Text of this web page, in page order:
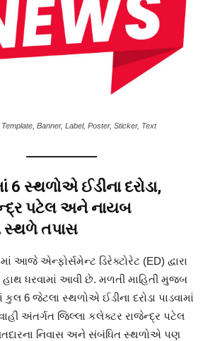
Banner, Label, Poster, Sticker, Text
6 સ્થળોએ ઈડીના દરોડા,
પટેલ અને નાયબ
સ્થળે તપાસ
આજે એન્ફોર્સમેન્ટ ડિરેક્ટોરેટ (ED) દ્વારા
હાથ ધરવામાં આવી છે. મળતી માહિતી મુજબ
6 જેટલા સ્થળોએ ઈડીના દરોડા પાડવામાં
અંતર્ગત જિલ્લા કલેક્ટર રાજેન્દ્ર પટેલ
નિવાસ અને સંબંધિત સ્થળોએ પણ